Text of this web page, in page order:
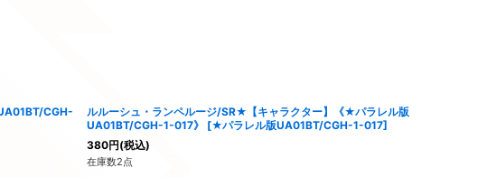
CGH-
ルルーシュ・ランペルージ/SR★【キャラクター】《★パラレル版
UA01BT/CGH-1-017》
[★パラレル版UA01BT/CGH-1-017]
380円(税込)
在庫数2点